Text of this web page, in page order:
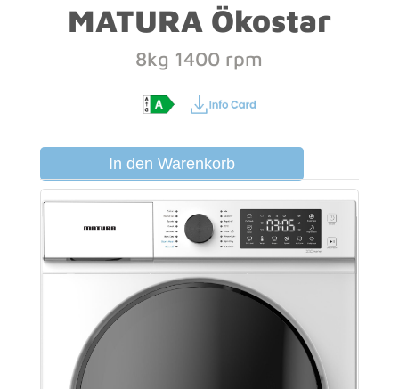
MATURA Ökostar
8kg 1400 rpm
In den Warenkorb